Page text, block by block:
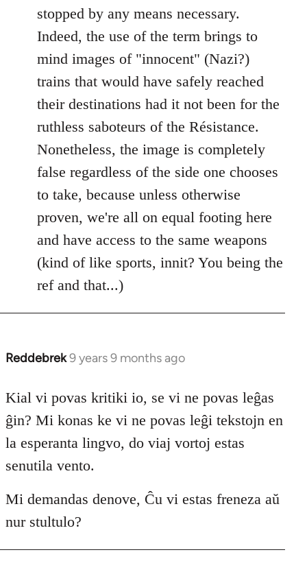
stopped by any means necessary.
Indeed, the use of the term brings to
mind images of "innocent" (Nazi?)
trains that would have safely reached
their destinations had it not been for the
ruthless saboteurs of the Résistance.
Nonetheless, the image is completely
false regardless of the side one chooses
to take, because unless otherwise
proven, we're all on equal footing here
and have access to the same weapons
(kind of like sports, innit? You being the
ref and that...)
Reddebrek9 years 9 months ago
In
to
Welcome
by
libcom.org
Kial vi povas kritiki io, se vi ne povas leĝas
ĝin? Mi konas ke vi ne povas leĝi tekstojn en
la esperanta lingvo, do viaj vortoj estas
senutila vento.
Mi demandas denove, Ĉu vi estas freneza aŭ
nur stultulo?